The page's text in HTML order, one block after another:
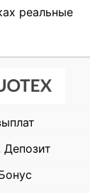
реальные